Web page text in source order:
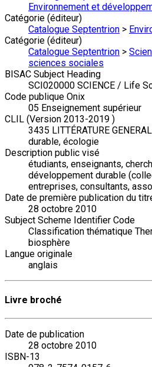
Environnement et
Catégorie (éditeur)
Catalogue Septentrion >
Catégorie (éditeur)
Catalogue Septentrion >
sciences sociales
BISAC Subject Heading
SCI020000 SCIENCE / Life
Code publique Onix
05 Enseignement supérieur
CLIL (Version 2013-2019 )
3435 LITTÉRATURE
durable, écologie
Description public visé
étudiants, enseignants,
développement durable
entreprises, consultants,
Date de première publication du
28 octobre 2010
Subject Scheme Identifier Code
Classification thématique
biosphère
Langue originale
anglais
Livre broché
Date de publication
28 octobre 2010
ISBN-13